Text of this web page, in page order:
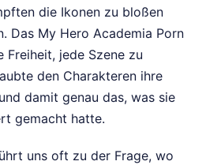
die Ikonen zu bloßen
Das My Hero Academia Porn
jede Szene zu
den Charakteren ihre
damit genau das, was sie
gemacht hatte.
uns oft zu der Frage, wo